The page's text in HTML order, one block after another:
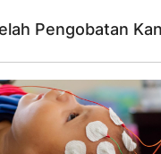
Pengobatan